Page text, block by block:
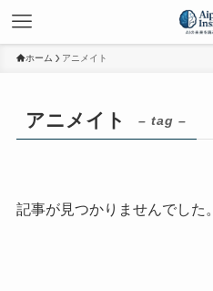
ホーム アニメイト
アニメイト – tag –
記事が見つかりませんでした。